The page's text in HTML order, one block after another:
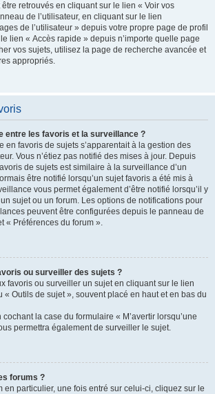
retrouvés en cliquant sur le lien « Voir vos
de l’utilisateur, en cliquant sur le lien
de l’utilisateur » depuis votre propre page de profil
lien « Accès rapide » depuis n’importe quelle page
vos sujets, utilisez la page de recherche avancée et
appropriés.
entre les favoris et la surveillance ?
en favoris de sujets s’apparentait à la gestion des
Vous n’étiez pas notifié des mises à jour. Depuis
de sujets est similaire à la surveillance d’un
être notifié lorsqu’un sujet favoris a été mis à
vous permet également d’être notifié lorsqu’il y
sujet ou un forum. Les options de notifications pour
peuvent être configurées depuis le panneau de
« Préférences du forum ».
ou surveiller des sujets ?
favoris ou surveiller un sujet en cliquant sur le lien
« Outils de sujet », souvent placé en haut et en bas du
la case du formulaire « M’avertir lorsqu’une
permettra également de surveiller le sujet.
forums ?
en particulier, une fois entré sur celui-ci, cliquez sur le